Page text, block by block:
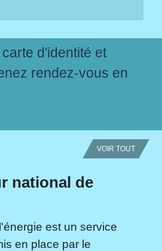
d'identité et
rendez-vous en
VOIR TOUT
national de
est un service
en place par le